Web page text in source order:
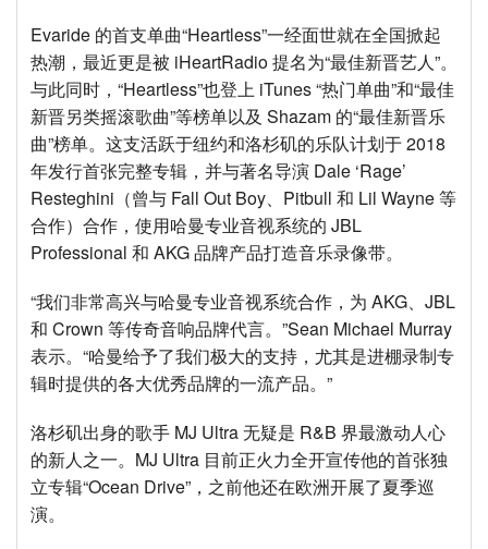
Evaride 的首支单曲“Heartless”一经面世就在全国掀起
热潮，最近更是被 iHeartRadio 提名为“最佳新晋艺人”。
与此同时，“Heartless”也登上 iTunes “热门单曲”和“最佳
新晋另类摇滚歌曲”等榜单以及 Shazam 的“最佳新晋乐
曲”榜单。这支活跃于纽约和洛杉矶的乐队计划于 2018
年发行首张完整专辑，并与著名导演 Dale ‘Rage’
Resteghini（曾与 Fall Out Boy、Pitbull 和 Lil Wayne 等
合作）合作，使用哈曼专业音视系统的 JBL
Professional 和 AKG 品牌产品打造音乐录像带。
“我们非常高兴与哈曼专业音视系统合作，为 AKG、JBL
和 Crown 等传奇音响品牌代言。”Sean Michael Murray
表示。“哈曼给予了我们极大的支持，尤其是进棚录制专
辑时提供的各大优秀品牌的一流产品。”
洛杉矶出身的歌手 MJ Ultra 无疑是 R&B 界最激动人心
的新人之一。MJ Ultra 目前正火力全开宣传他的首张独
立专辑“Ocean Drive”，之前他还在欧洲开展了夏季巡
演。